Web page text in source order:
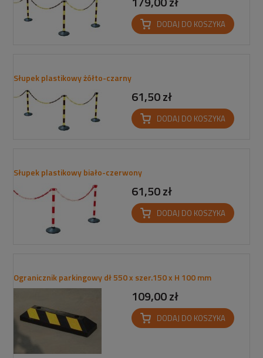
DODAJ DO KOSZYKA
Słupek plastikowy żółto-czarny
61,50 zł
DODAJ DO KOSZYKA
Słupek plastikowy biało-czerwony
61,50 zł
DODAJ DO KOSZYKA
Ogranicznik parkingowy dł 550 x szer.150 x H 100 mm
109,00 zł
DODAJ DO KOSZYKA